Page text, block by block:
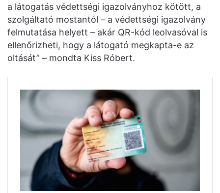
a látogatás védettségi igazolványhoz kötött, a
szolgáltató mostantól – a védettségi igazolvány
felmutatása helyett – akár QR-kód leolvasóval is
ellenőrizheti, hogy a látogató megkapta-e az
oltását” – mondta Kiss Róbert.